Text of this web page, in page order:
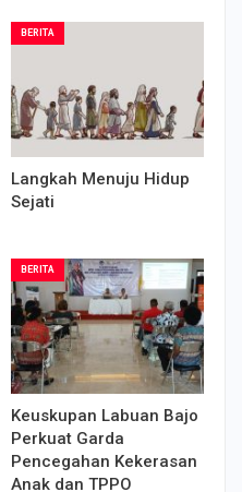
BERITA
Langkah Menuju Hidup
Sejati
BERITA
Keuskupan Labuan Bajo
Perkuat Garda
Pencegahan Kekerasan
Anak dan TPPO